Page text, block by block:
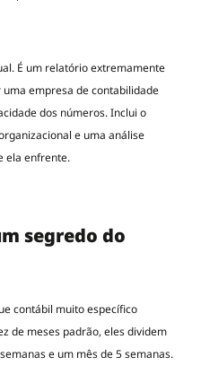
É um relatório extremamente
empresa de contabilidade
dos números. Inclui o
e uma análise
ela enfrente.
segredo do
contábil muito específico
de meses padrão, eles dividem
e um mês de 5 semanas.